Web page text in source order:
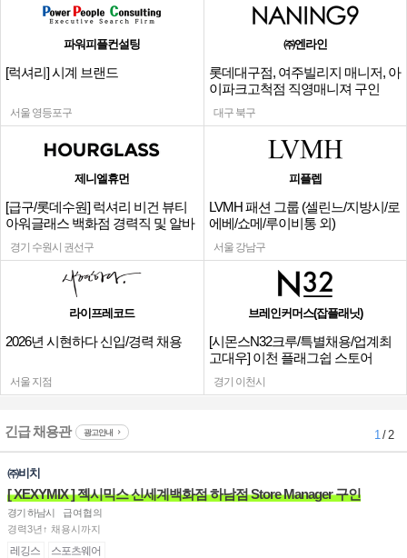
파워피플컨설팅
[럭셔리] 시계 브랜드
서울 영등포구
㈜엔라인
롯데대구점, 여주빌리지 매니저, 아
이파크고척점 직영매니져 구인
대구 북구
제니엘휴먼
[급구/롯데수원] 럭셔리 비건 뷰티
아워글래스 백화점 경력직 및 알바
채용
경기 수원시 권선구
피플렙
LVMH 패션 그룹 (셀린느/지방시/로
에베/쇼메/루이비통 외)
서울 강남구
라이프레코드
2026년 시현하다 신입/경력 채용
서울 지점
브레인커머스(잡플래닛)
[시몬스N32크루/특별채용/업계최
고대우] 이천 플래그쉽 스토어
경기 이천시
긴급 채용관 광고안내 1/ 2
㈜비치
[ XEXYMIX ] 젝시믹스 신세계백화점 하남점 Store Manager 구인
경기 하남시
급여협의
경력3년↑ 채용시까지
레깅스 스포츠웨어